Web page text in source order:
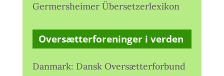
Germersheimer Übersetzerlexikon
Oversætterforeninger i verden
Danmark: Dansk Oversætterforbund